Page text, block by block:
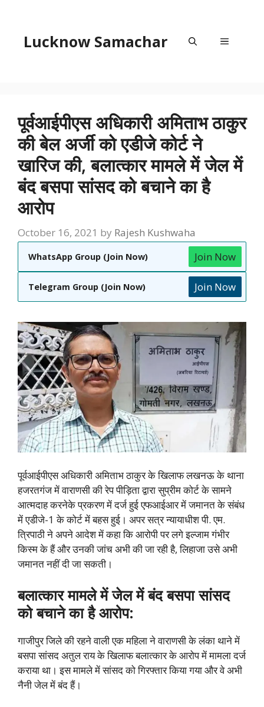
contentLucknow Samachar Menu
पूर्वआईपीएस अधिकारी अमिताभ ठाकुर
की बेल अर्जी को एडीजे कोर्ट ने
खारिज की, बलात्कार मामले में जेल में
बंद बसपा सांसद को बचाने का है
आरोप
October 16, 2021 by Rajesh Kushwaha
WhatsApp Group (Join Now) Join Now
Telegram Group (Join Now) Join Now
पूर्वआईपीएस अधिकारी अमिताभ ठाकुर के खिलाफ लखनऊ के थाना
हजरतगंज में वाराणसी की रेप पीड़िता द्वारा सुप्रीम कोर्ट के सामने
आत्मदाह करनेके प्रकरण में दर्ज हुई एफआईआर में जमानत के संबंध
में एडीजे-1 के कोर्ट में बहस हुई। अपर सत्र न्यायाधीश पी. एम.
त्रिपाठी ने अपने आदेश में कहा कि आरोपी पर लगे इल्जाम गंभीर
किस्म के हैं और उनकी जांच अभी की जा रही है, लिहाजा उसे अभी
जमानत नहीं दी जा सकती।
बलात्कार मामले में जेल में बंद बसपा सांसद
को बचाने का है आरोप:
गाजीपुर जिले की रहने वाली एक महिला ने वाराणसी के लंका थाने में
बसपा सांसद अतुल राय के खिलाफ बलात्कार के आरोप में मामला दर्ज
कराया था। इस मामले में सांसद को गिरफ्तार किया गया और वे अभी
नैनी जेल में बंद हैं।